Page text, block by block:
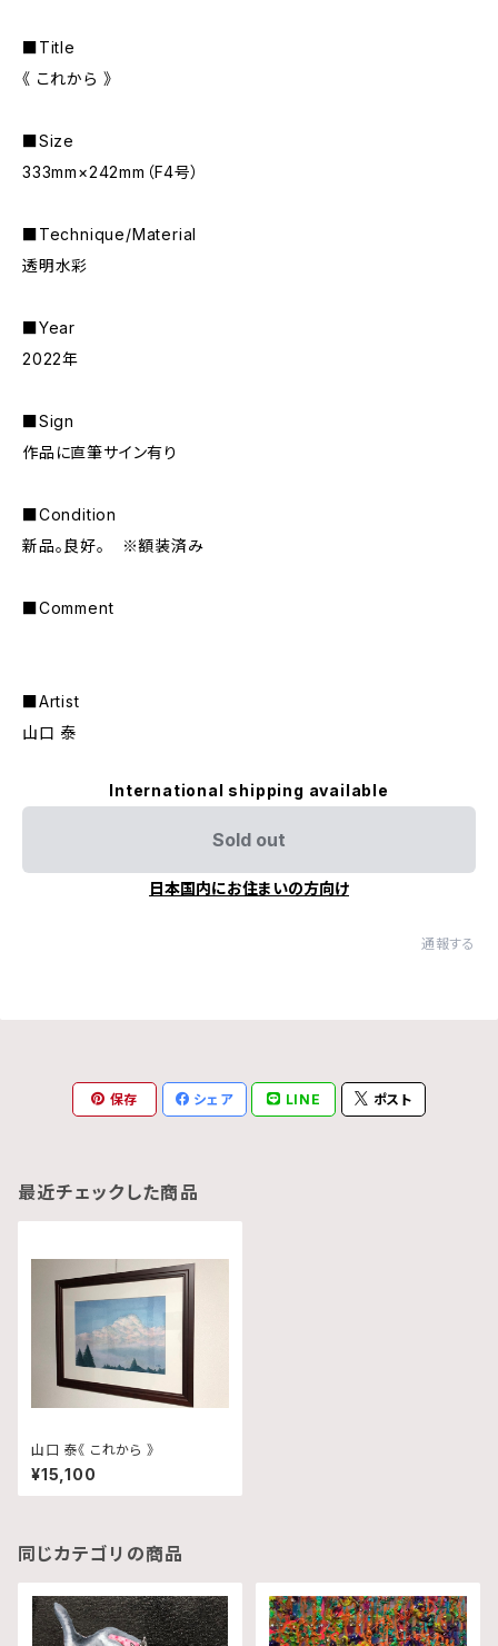
■Title
《 これから 》
■Size
333mm×242mm（F4号）
■Technique/Material
透明水彩
■Year
2022年
■Sign
作品に直筆サイン有り
■Condition
新品。良好。 ※額装済み
■Comment
■Artist
山口 泰
International shipping available
Sold out
日本国内にお住まいの方向け
通報する
保存 シェア LINE ポスト
最近チェックした商品
山口 泰《 これから 》
¥15,100
同じカテゴリの商品